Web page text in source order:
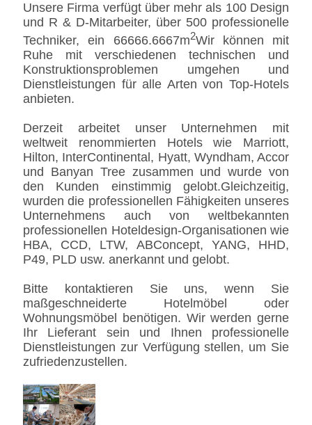
Unsere Firma verfügt über mehr als 100 Design
und R & D-Mitarbeiter, über 500 professionelle
Techniker, ein 66666.6667m2Wir können mit
Ruhe mit verschiedenen technischen und
Konstruktionsproblemen umgehen und
Dienstleistungen für alle Arten von Top-Hotels
anbieten.
Derzeit arbeitet unser Unternehmen mit
weltweit renommierten Hotels wie Marriott,
Hilton, InterContinental, Hyatt, Wyndham, Accor
und Banyan Tree zusammen und wurde von
den Kunden einstimmig gelobt.Gleichzeitig,
wurden die professionellen Fähigkeiten unseres
Unternehmens auch von weltbekannten
professionellen Hoteldesign-Organisationen wie
HBA, CCD, LTW, ABConcept, YANG, HHD,
P49, PLD usw. anerkannt und gelobt.
Bitte kontaktieren Sie uns, wenn Sie
maßgeschneiderte Hotelmöbel oder
Wohnungsmöbel benötigen. Wir werden gerne
Ihr Lieferant sein und Ihnen professionelle
Dienstleistungen zur Verfügung stellen, um Sie
zufriedenzustellen.